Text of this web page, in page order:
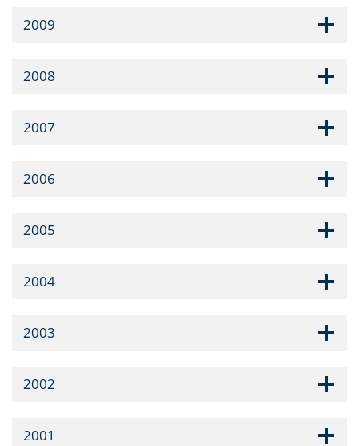
2009
2008
2007
2006
2005
2004
2003
2002
2001